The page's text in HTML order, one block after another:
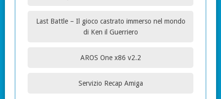
Last Battle – Il gioco castrato immerso nel mondo
di Ken il Guerriero
AROS One x86 v2.2
Servizio Recap Amiga